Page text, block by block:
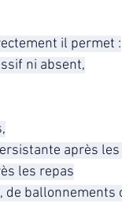
il permet :
ni absent,
après les
les repas
de ballonnements